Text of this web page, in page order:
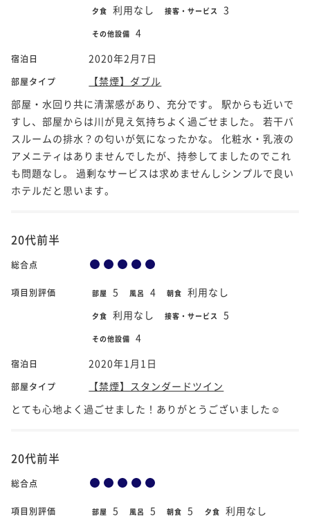
夕食 利用なし 接客・サービス 3
その他設備 4
宿泊日 2020年2月7日
部屋タイプ
【禁煙】ダブル
部屋・水回り共に清潔感があり、充分です。 駅からも近いで
すし、部屋からは川が見え気持ちよく過ごせました。 若干バ
スルームの排水？の匂いが気になったかな。 化粧水・乳液の
アメニティはありませんでしたが、持参してましたのでこれ
も問題なし。 過剰なサービスは求めませんしシンプルで良い
ホテルだと思います。
20代前半
総合点
項目別評価 部屋 5 風呂 4 朝食 利用なし
夕食 利用なし 接客・サービス 5
その他設備 4
宿泊日 2020年1月1日
部屋タイプ
【禁煙】スタンダードツイン
とても心地よく過ごせました！ありがとうございました☺︎
20代前半
総合点
項目別評価 部屋 5 風呂 5 朝食 5 夕食 利用なし